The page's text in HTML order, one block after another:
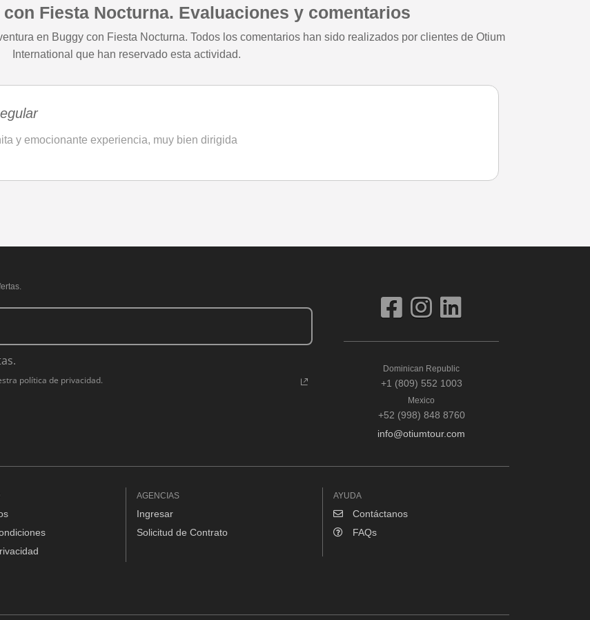
Fiesta Nocturna. Evaluaciones y comentarios
en Buggy con Fiesta Nocturna. Todos los comentarios han sido realizados por clientes de Otium
International que han reservado esta actividad.
y emocionante experiencia, muy bien dirigida
política de privacidad.
Dominican Republic
+1 (809) 552 1003
Mexico
+52 (998) 848 8760
info@otiumtour.com
AGENCIAS
Ingresar
Solicitud de Contrato
AYUDA
Contáctanos
FAQs